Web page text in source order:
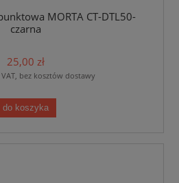
MORTA CT-DTL50-
czarna
25,00 zł
VAT, bez kosztów dostawy
do koszyka